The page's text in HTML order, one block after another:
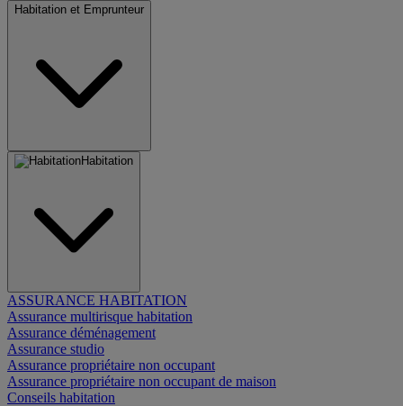
Habitation et Emprunteur
Habitation
ASSURANCE HABITATION
Assurance multirisque habitation
Assurance déménagement
Assurance studio
Assurance propriétaire non occupant
Assurance propriétaire non occupant de maison
Conseils habitation